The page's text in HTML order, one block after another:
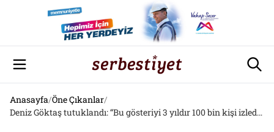
Anasayfa/Öne Çıkanlar/
Deniz Göktaş tutuklandı: “Bu gösteriyi 3 yıldır 100 bin kişi izledi, incindiğini söyleyen olmamıştı”